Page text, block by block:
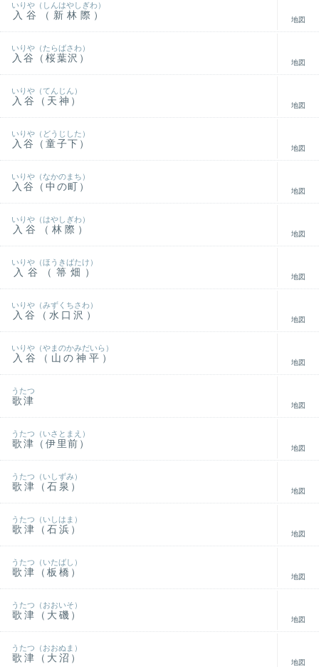
入谷（新林際）
いりや（しんはやしぎわ）
地図
入谷（桜葉沢）
いりや（たらばさわ）
地図
入谷（天神）
いりや（てんじん）
地図
入谷（童子下）
いりや（どうじした）
地図
入谷（中の町）
いりや（なかのまち）
地図
入谷（林際）
いりや（はやしぎわ）
地図
入谷（箒畑）
いりや（ほうきばたけ）
地図
入谷（水口沢）
いりや（みずくちさわ）
地図
入谷（山の神平）
いりや（やまのかみだいら）
地図
歌津
うたつ
地図
歌津（伊里前）
うたつ（いさとまえ）
地図
歌津（石泉）
うたつ（いしずみ）
地図
歌津（石浜）
うたつ（いしはま）
地図
歌津（板橋）
うたつ（いたばし）
地図
歌津（大磯）
うたつ（おおいそ）
地図
歌津（大沼）
うたつ（おおぬま）
地図